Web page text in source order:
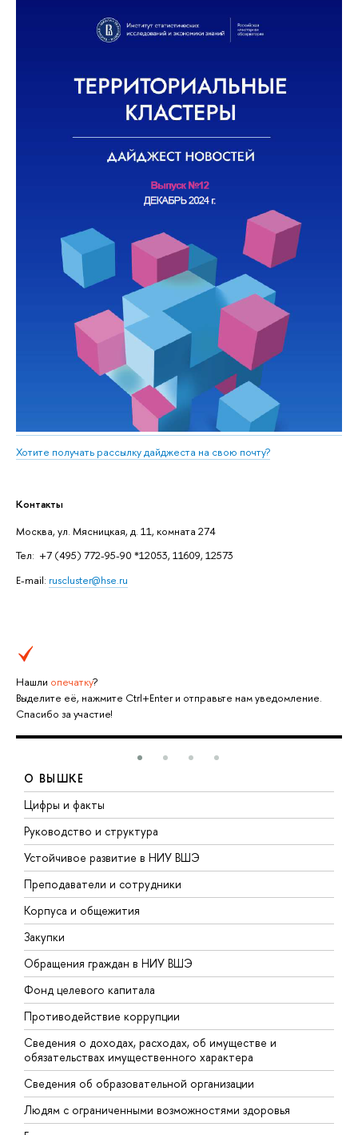
Хотите получать рассылку дайджеста на свою почту?
Контакты
Москва, ул. Мясницкая, д. 11, комната 274
Тел: +7 (495) 772-95-90 *12053, 11609, 12573
E-mail: ruscluster@hse.ru
Нашли опечатку?
Выделите её, нажмите Ctrl+Enter и отправьте нам уведомление.
Спасибо за участие!
О ВЫШКЕ
Цифры и факты
Руководство и структура
Устойчивое развитие в НИУ ВШЭ
Преподаватели и сотрудники
Корпуса и общежития
Закупки
Обращения граждан в НИУ ВШЭ
Фонд целевого капитала
Противодействие коррупции
Сведения о доходах, расходах, об имуществе и
обязательствах имущественного характера
Сведения об образовательной организации
Людям с ограниченными возможностями здоровья